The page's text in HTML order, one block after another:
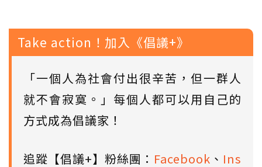
Take action！加入《倡議+》
「一個人為社會付出很辛苦，但一群人
就不會寂寞。」每個人都可以用自己的
方式成為倡議家！
追蹤【倡議+】粉絲團： Facebook 、 Ins